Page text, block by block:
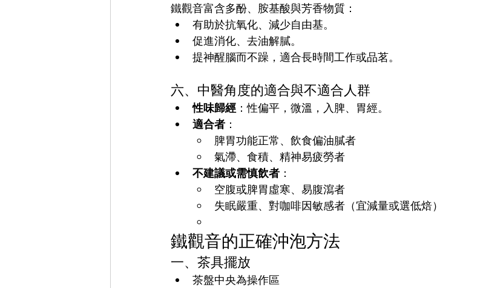
鐵觀音富含多酚、胺基酸與芳香物質：
有助於抗氧化、減少自由基。
促進消化、去油解膩。
提神醒腦而不躁，適合長時間工作或品茗。
六、中醫角度的適合與不適合人群
性味歸經 ：性偏平，微溫，入脾、胃經。
適合者 ：
脾胃功能正常、飲食偏油膩者
氣滯、食積、精神易疲勞者
不建議或需慎飲者 ：
空腹或脾胃虛寒、易腹瀉者
失眠嚴重、對咖啡因敏感者（宜減量或選低焙）
鐵觀音的正確沖泡方法
一、茶具擺放
茶盤中央為操作區